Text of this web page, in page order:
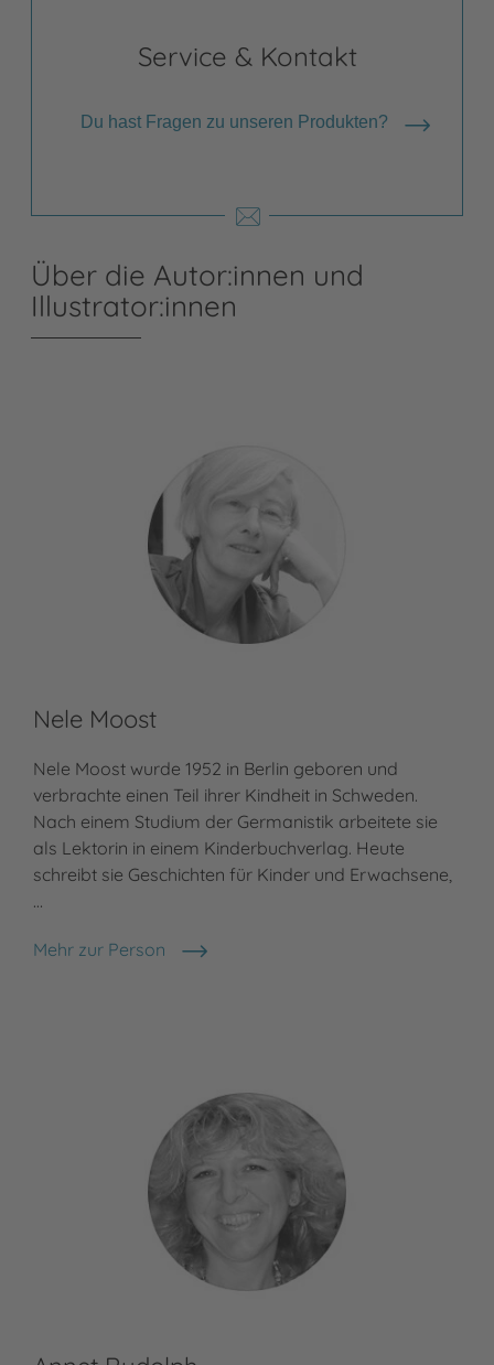
Service & Kontakt
Du hast Fragen zu unseren Produkten?
Über die Autor:innen und
Illustrator:innen
Nele Moost
Nele Moost wurde 1952 in Berlin geboren und
verbrachte einen Teil ihrer Kindheit in Schweden.
Nach einem Studium der Germanistik arbeitete sie
als Lektorin in einem Kinderbuchverlag. Heute
schreibt sie Geschichten für Kinder und Erwachsene,
…
Mehr zur Person
Nele Moost